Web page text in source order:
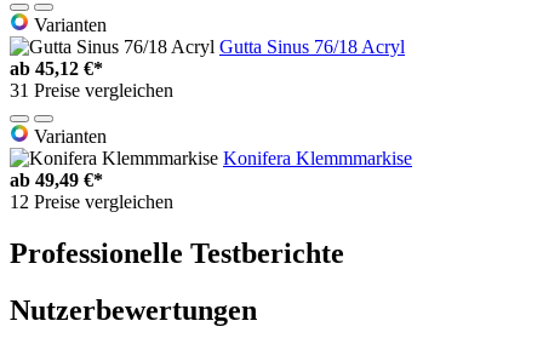
Varianten
Gutta Sinus 76/18 Acryl
ab 45,12 €*
31 Preise vergleichen
Varianten
Konifera Klemmmarkise
ab 49,49 €*
12 Preise vergleichen
Professionelle Testberichte
Nutzerbewertungen